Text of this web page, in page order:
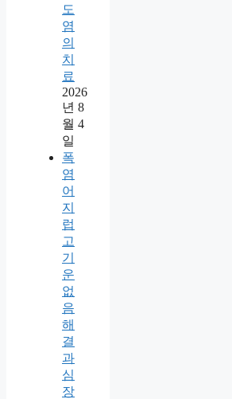
도
염
의
치
료
2026
년 8
월 4
일
폭
염
어
지
럽
고
기
운
없
음
해
결
과
심
장